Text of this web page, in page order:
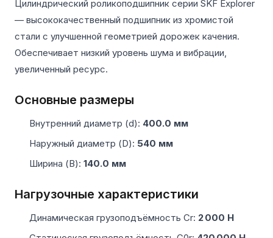
Цилиндрический роликоподшипник серии SKF Explorer
— высококачественный подшипник из хромистой
стали с улучшенной геометрией дорожек качения.
Обеспечивает низкий уровень шума и вибрации,
увеличенный ресурс.
Основные размеры
Внутренний диаметр (d): 400.0 мм
Наружный диаметр (D): 540 мм
Ширина (B): 140.0 мм
Нагрузочные характеристики
Динамическая грузоподъёмность Cr: 2 000 Н